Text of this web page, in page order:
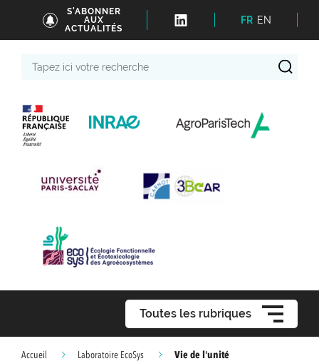
S'ABONNER
AUX
ACTUALITÉS
FR EN
Toutes les rubriques
Accueil Laboratoire EcoSys Vie de l'unité